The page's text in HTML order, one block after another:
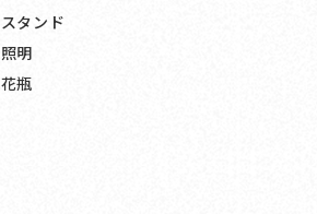
スタンド
照明
花瓶